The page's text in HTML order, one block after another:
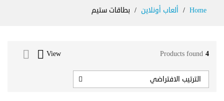
Home
/ ألعاب أونلاين / بطاقات ستيم
4
Products found
View
الترتيب الافتراضي